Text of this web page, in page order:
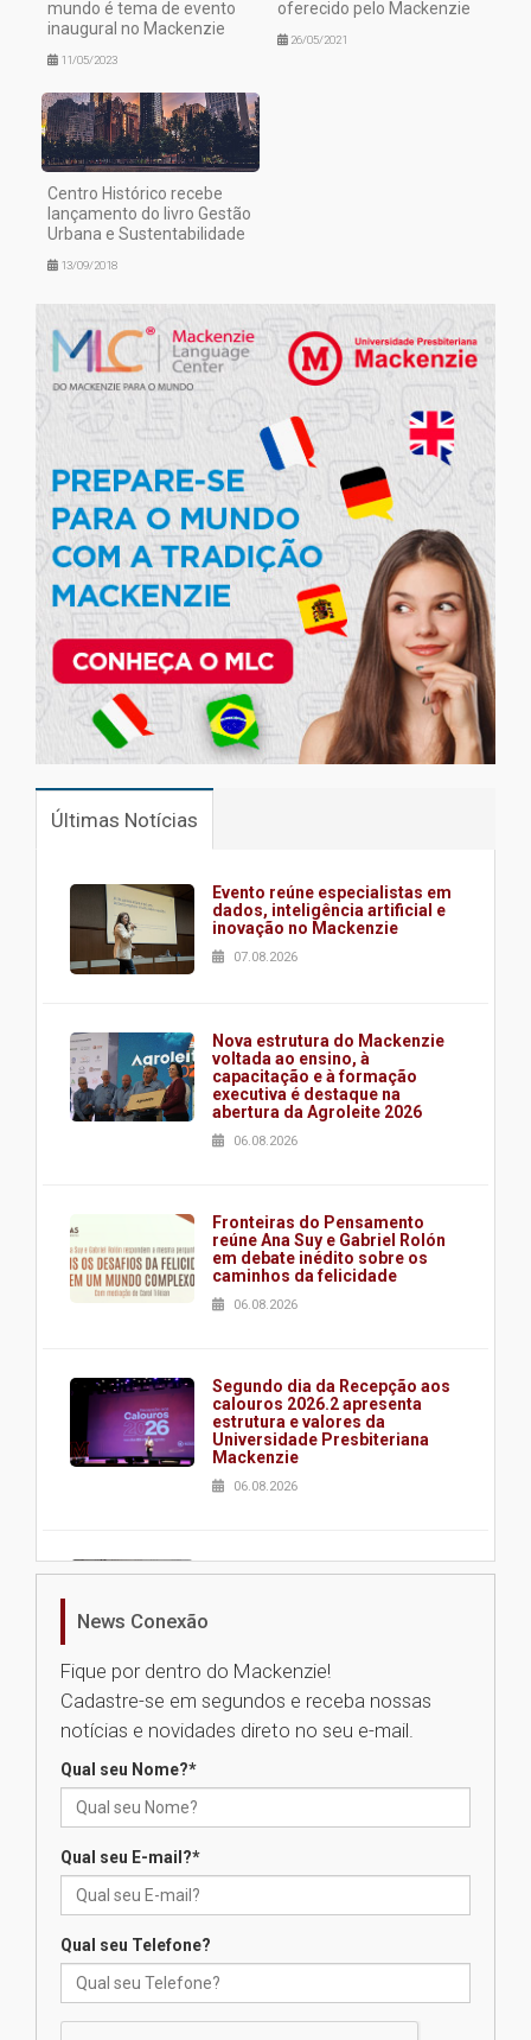
mundo é tema de evento
inaugural no Mackenzie
11/05/2023
oferecido pelo Mackenzie
26/05/2021
Centro Histórico recebe
lançamento do livro Gestão
Urbana e Sustentabilidade
13/09/2018
Últimas Notícias
Evento reúne especialistas em
dados, inteligência artificial e
inovação no Mackenzie
07.08.2026
Nova estrutura do Mackenzie
voltada ao ensino, à
capacitação e à formação
executiva é destaque na
abertura da Agroleite 2026
06.08.2026
Fronteiras do Pensamento
reúne Ana Suy e Gabriel Rolón
em debate inédito sobre os
caminhos da felicidade
06.08.2026
Segundo dia da Recepção aos
calouros 2026.2 apresenta
estrutura e valores da
Universidade Presbiteriana
Mackenzie
06.08.2026
Nova apresentação do Centro
Universidade Mackenzie
realizará nova edição da Feira
das novas tecnologias em
calouros do segundo semestre
News Conexão
Fique por dentro do Mackenzie!
Cadastre-se em segundos e receba nossas
notícias e novidades direto no seu e-mail.
Qual seu Nome?*
Qual seu E-mail?*
Qual seu Telefone?